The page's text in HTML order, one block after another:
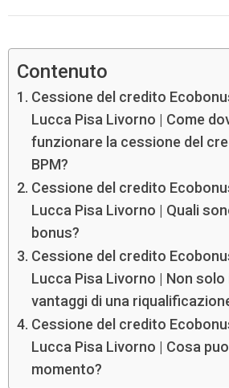
Contenuto
Cessione del credito
Lucca Pisa Livorno | Come
funzionare la cessione del
BPM?
Cessione del credito
Lucca Pisa Livorno | Quali
bonus?
Cessione del credito
Lucca Pisa Livorno | Non
vantaggi di una
Cessione del credito
Lucca Pisa Livorno | Cosa
momento?